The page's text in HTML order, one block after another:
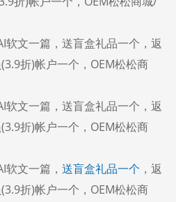
软文一篇，送盲盒礼品一个，返
折)帐户一个，OEM松松商
软文一篇，送盲盒礼品一个，返
折)帐户一个，OEM松松商
文一篇， 送盲盒礼品一个 ，返
折)帐户一个，OEM松松商